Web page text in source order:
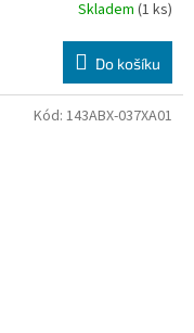
Skladem (1 ks)
Do košíku
Kód: 143ABX-037XA01